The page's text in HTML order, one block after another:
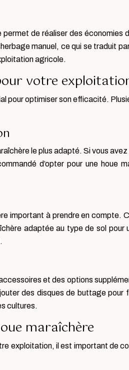
de réaliser des
manuel, ce qui se traduit
agricole.
votre
pour optimiser son efficacité.
le plus adapté. Si vous
d’opter pour une houe
important à prendre en compte.
adaptée au type de sol
et des options
des disques de buttage
cultures.
maraîchère
exploitation, il est important de